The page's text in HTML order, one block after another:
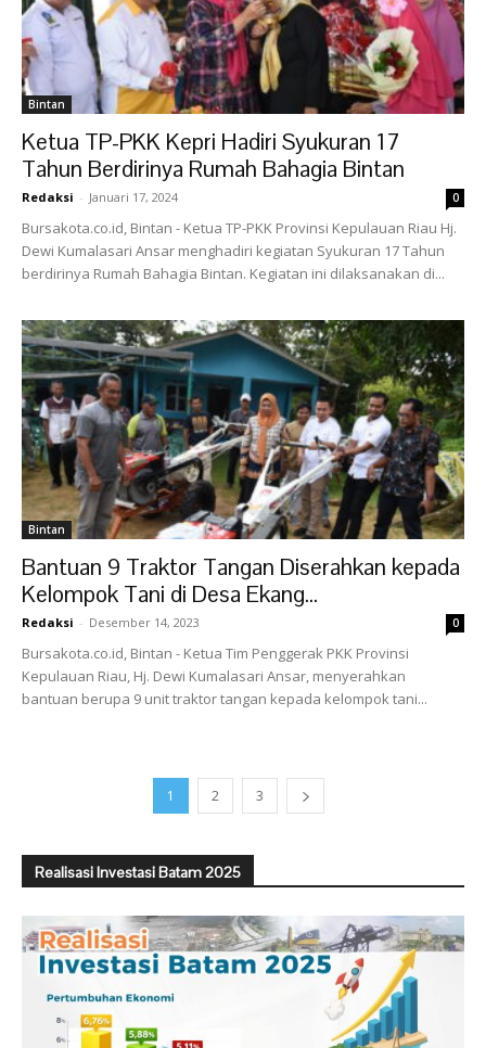
Bintan
Ketua TP-PKK Kepri Hadiri Syukuran 17
Tahun Berdirinya Rumah Bahagia Bintan
Redaksi - Januari 17, 2024 0
Bursakota.co.id, Bintan - Ketua TP-PKK Provinsi Kepulauan Riau Hj.
Dewi Kumalasari Ansar menghadiri kegiatan Syukuran 17 Tahun
berdirinya Rumah Bahagia Bintan. Kegiatan ini dilaksanakan di...
Bintan
Bantuan 9 Traktor Tangan Diserahkan kepada
Kelompok Tani di Desa Ekang...
Redaksi - Desember 14, 2023 0
Bursakota.co.id, Bintan - Ketua Tim Penggerak PKK Provinsi
Kepulauan Riau, Hj. Dewi Kumalasari Ansar, menyerahkan
bantuan berupa 9 unit traktor tangan kepada kelompok tani...
1 2 3
Realisasi Investasi Batam 2025